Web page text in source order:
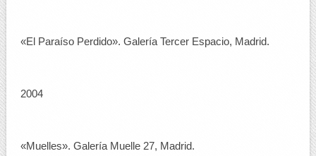
«El Paraíso Perdido». Galería Tercer Espacio, Madrid.
2004
«Muelles». Galería Muelle 27, Madrid.